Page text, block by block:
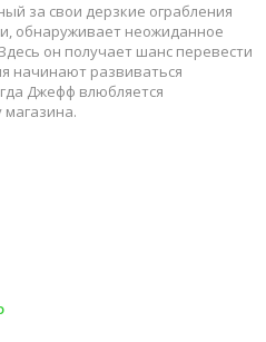
за свои дерзкие ограбления
обнаруживает неожиданное
он получает шанс перевести
начинают развиваться
Джефф влюбляется